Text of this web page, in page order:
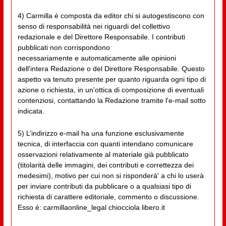
4) Carmilla è composta da editor chi si autogestiscono con
senso di responsabilità nei riguardi del collettivo
redazionale e del Direttore Responsabile. I contributi
pubblicati non corrispondono
necessariamente e automaticamente alle opinioni
dell'intera Redazione o del Direttore Responsabile. Questo
aspetto va tenuto presente per quanto riguarda ogni tipo di
azione o richiesta, in un'ottica di composizione di eventuali
contenziosi, contattando la Redazione tramite l'e-mail sotto
indicata.
5) L’indirizzo e-mail ha una funzione esclusivamente
tecnica, di interfaccia con quanti intendano comunicare
osservazioni relativamente al materiale già pubblicato
(titolarità delle immagini, dei contributi e correttezza dei
medesimi), motivo per cui non si risponderà' a chi lo userà
per inviare contributi da pubblicare o a qualsiasi tipo di
richiesta di carattere editoriale, commento o discussione.
Esso è: carmillaonline_legal chiocciola libero.it